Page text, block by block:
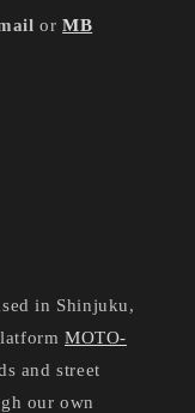
orMB
in Shinjuku,
MOTO-
and street
our own